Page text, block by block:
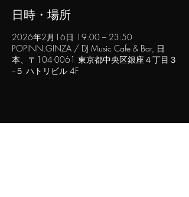
日時・場所
2026年2月16日 19:00 – 23:50
POPINN.GINZA / DJ Music Cafe & Bar, 日
本、〒104-0061 東京都中央区銀座４丁目３
−５ ハトリビル 4F